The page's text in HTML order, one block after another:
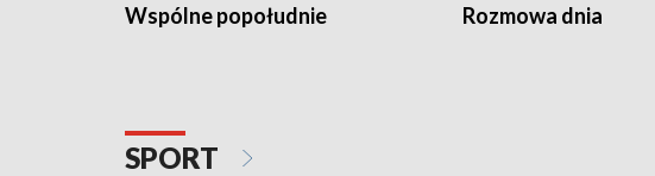
Wspólne popołudnie Rozmowa dnia
SPORT